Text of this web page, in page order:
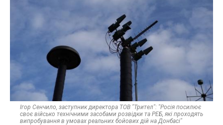
Ігор Сенчило, заступник директора ТОВ "Трител": "Росія посилює
своє військо технічними засобами розвідки та РЕБ, які проходять
випробування в умовах реальних бойових дій на Донбасі"